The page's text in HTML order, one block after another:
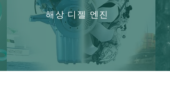
해상 디젤 엔진